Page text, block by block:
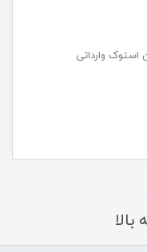
استوک وارداتی